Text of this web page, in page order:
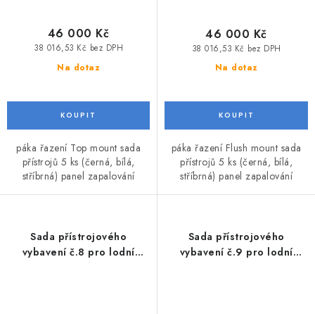
Na dotaz
38 016,53 Kč bez DPH
46 000 Kč
páka řazení Top mount sada
přístrojů 5 ks (černá, bílá,
stříbrná) panel zapalování
Na dotaz
38 016,53 Kč bez DPH
46 000 Kč
páka řazení Flush mount sada
přístrojů 5 ks (černá, bílá,
stříbrná) panel zapalování
Sada přístrojového
vybavení č.8 pro lodní
Sada přístrojového
vybavení č.9 pro lodní